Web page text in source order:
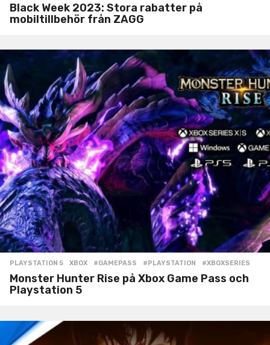
Black Week 2023: Stora rabatter på
mobiltillbehör från ZAGG
PLAYSTATION 5 ,XBOX #GAMEPASS ,#PLAYSTATION ,#XBOXSERIES
Monster Hunter Rise på Xbox Game Pass och
Playstation 5